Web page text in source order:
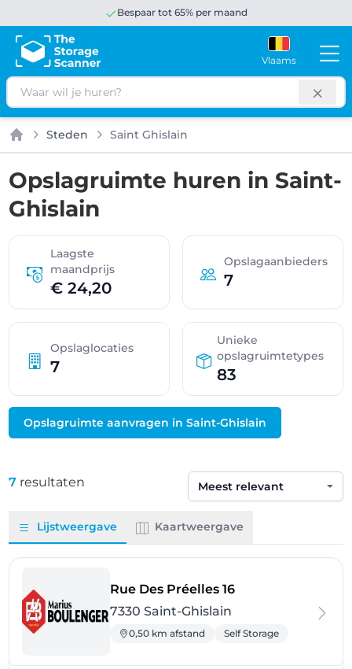
Bespaar tot 65% per maand
Vlaams
Zoeken
Home
Steden Saint Ghislain
Opslagruimte huren in Saint-
Ghislain
Laagste
maandprijs
€ 24,20
Opslagaanbieders
7
Opslaglocaties
7
Unieke
opslagruimtetypes
83
Opslagruimte aanvragen in Saint-Ghislain
7 resultaten
Sorteren op
Lijstweergave Kaartweergave
Rue Des Préelles 16- Saint-Ghislain
7330 Saint-Ghislain
0,50 km afstand Self Storage